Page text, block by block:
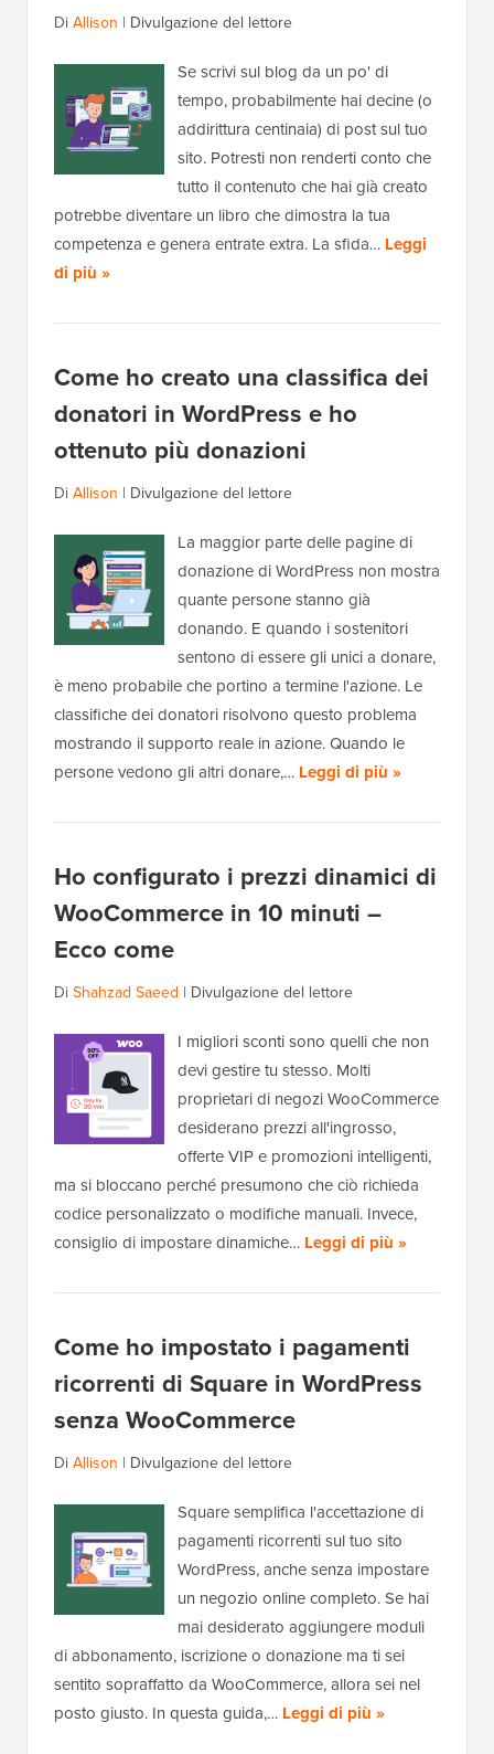
DiAllison | Divulgazione del lettore
Se scrivi sul blog da un po' di
tempo, probabilmente hai decine (o
addirittura centinaia) di post sul tuo
sito. Potresti non renderti conto che
tutto il contenuto che hai già creato
potrebbe diventare un libro che dimostra la tua
competenza e genera entrate extra. La sfida… Leggi
di più »
Come ho creato una classifica dei
donatori in WordPress e ho
ottenuto più donazioni
DiAllison | Divulgazione del lettore
La maggior parte delle pagine di
donazione di WordPress non mostra
quante persone stanno già
donando. E quando i sostenitori
sentono di essere gli unici a donare,
è meno probabile che portino a termine l'azione. Le
classifiche dei donatori risolvono questo problema
mostrando il supporto reale in azione. Quando le
persone vedono gli altri donare,… Leggi di più »
Ho configurato i prezzi dinamici di
WooCommerce in 10 minuti –
Ecco come
DiShahzad Saeed | Divulgazione del lettore
I migliori sconti sono quelli che non
devi gestire tu stesso. Molti
proprietari di negozi WooCommerce
desiderano prezzi all'ingrosso,
offerte VIP e promozioni intelligenti,
ma si bloccano perché presumono che ciò richieda
codice personalizzato o modifiche manuali. Invece,
consiglio di impostare dinamiche… Leggi di più »
Come ho impostato i pagamenti
ricorrenti di Square in WordPress
senza WooCommerce
DiAllison | Divulgazione del lettore
Square semplifica l'accettazione di
pagamenti ricorrenti sul tuo sito
WordPress, anche senza impostare
un negozio online completo. Se hai
mai desiderato aggiungere moduli
di abbonamento, iscrizione o donazione ma ti sei
sentito sopraffatto da WooCommerce, allora sei nel
posto giusto. In questa guida,… Leggi di più »